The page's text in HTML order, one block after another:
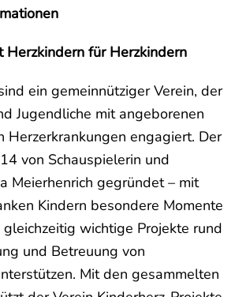
Herzkindern für Herzkindern
ein gemeinnütziger Verein, der
Jugendliche mit angeborenen
Herzerkrankungen engagiert. Der
von Schauspielerin und
Meierhenrich gegründet – mit
Kindern besondere Momente
gleichzeitig wichtige Projekte rund
und Betreuung von
Mit den gesammelten